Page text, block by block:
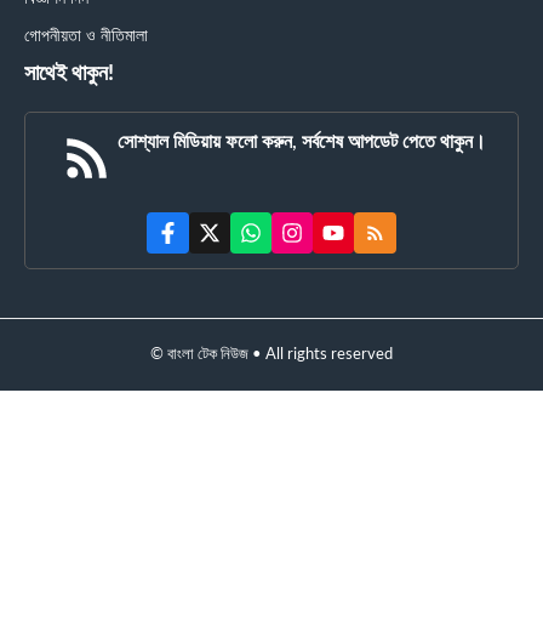
গোপনীয়তা ও নীতিমালা
সাথেই থাকুন!
সোশ্যাল মিডিয়ায় ফলো করুন, সর্বশেষ আপডেট পেতে থাকুন।
© বাংলা টেক নিউজ • All rights reserved